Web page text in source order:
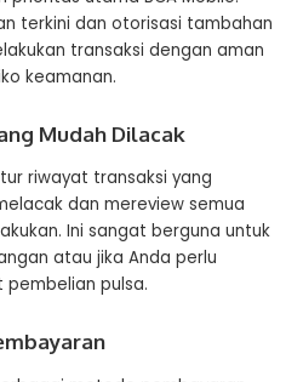
terkini dan otorisasi tambahan
transaksi dengan aman
keamanan.
Mudah Dilacak
riwayat transaksi yang
dan mereview semua
Ini sangat berguna untuk
atau jika Anda perlu
pulsa.